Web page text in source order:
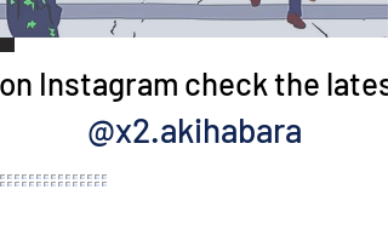
Instagram check the
@x2.akihabara